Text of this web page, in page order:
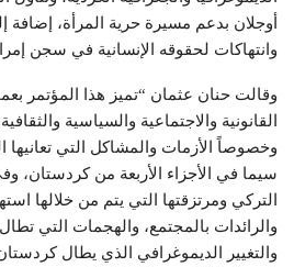
أوجلان بدعم مسيرة حرية المرأة،
وانتهاكات لحقوقه الإنسانية في سجن
وقالت حنان عثمان “تميز هذا المؤتمر
القانونية والاجتماعية والسياسية
وخصوصاً الأزمات والمشاكل التي تعانيها
سيما في الأجزاء الأربعة من كردستان،
التركي ومرتزقتها التي يتم من خلالها
والرائدات بالمجتمع، والهجمات التي تطال
والتغيير الديموغرافي الذي يطال